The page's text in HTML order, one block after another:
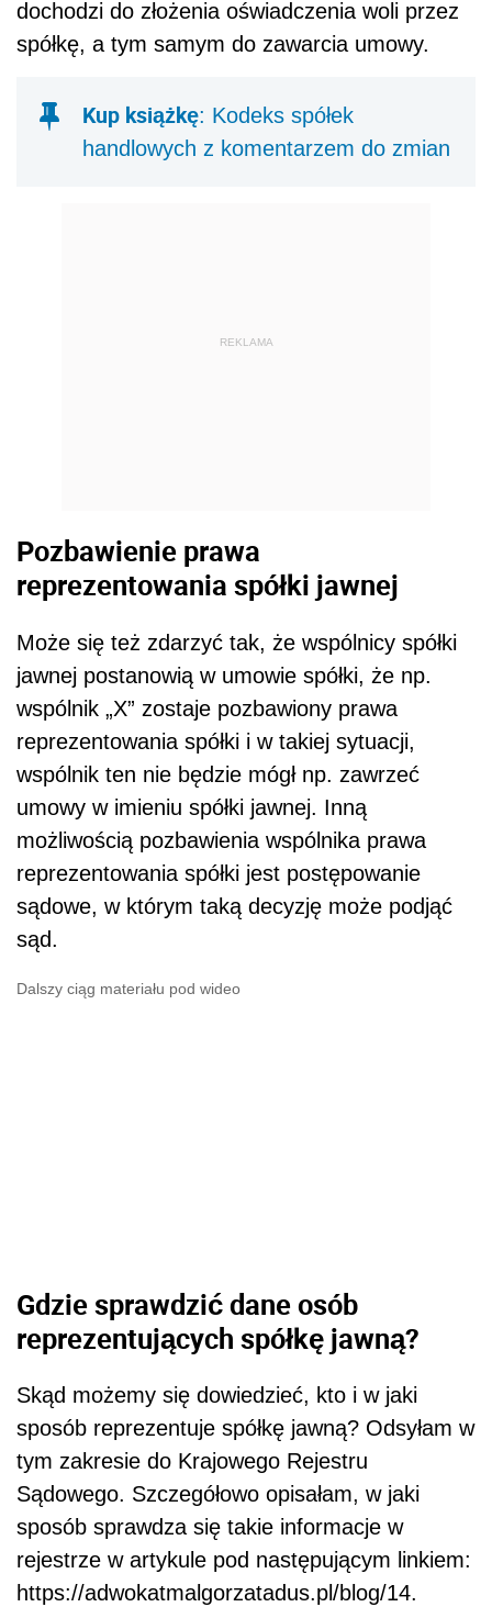
dochodzi do złożenia oświadczenia woli przez
spółkę, a tym samym do zawarcia umowy.
Kup książkę: Kodeks spółek
handlowych z komentarzem do zmian
REKLAMA
Pozbawienie prawa
reprezentowania spółki jawnej
Może się też zdarzyć tak, że wspólnicy spółki
jawnej postanowią w umowie spółki, że np.
wspólnik „X” zostaje pozbawiony prawa
reprezentowania spółki i w takiej sytuacji,
wspólnik ten nie będzie mógł np. zawrzeć
umowy w imieniu spółki jawnej. Inną
możliwością pozbawienia wspólnika prawa
reprezentowania spółki jest postępowanie
sądowe, w którym taką decyzję może podjąć
sąd.
Dalszy ciąg materiału pod wideo
Gdzie sprawdzić dane osób
reprezentujących spółkę jawną?
Skąd możemy się dowiedzieć, kto i w jaki
sposób reprezentuje spółkę jawną? Odsyłam w
tym zakresie do Krajowego Rejestru
Sądowego. Szczegółowo opisałam, w jaki
sposób sprawdza się takie informacje w
rejestrze w artykule pod następującym linkiem:
https://adwokatmalgorzatadus.pl/blog/14.